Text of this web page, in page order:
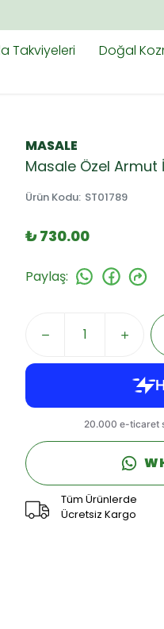
Takviyeleri
Doğal
MASALE
Masale Özel Armut
Ürün Kodu: ST01789
₺ 730.00
Paylaş:
Tüm Ürünlerde
Ücretsiz Kargo